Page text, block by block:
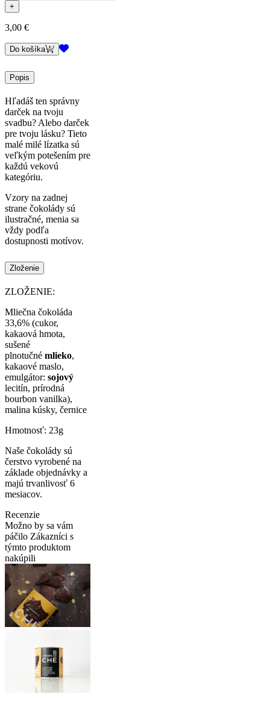
3,00 €
Do košíka
Popis
Hľadáš ten správny
darček na tvoju
svadbu? Alebo darček
pre tvoju lásku? Tieto
malé milé lízatka sú
veľkým potešením pre
každú vekovú
kategóriu.
Vzory na zadnej
strane čokolády sú
ilustračné, menia sa
vždy podľa
dostupnosti motívov.
Zloženie
ZLOŽENIE:
Mliečna čokoláda
33,6% (cukor,
kakaová hmota,
sušené
plnotučné mlieko,
kakaové maslo,
emulgátor: sojový
lecitín, prírodná
bourbon vanilka),
malina kúsky, černice
Hmotnosť: 23g
Naše čokolády sú
čerstvo vyrobené na
základe objednávky a
majú trvanlivosť 6
mesiacov.
Recenzie
Možno by sa vám
páčilo Zákazníci s
týmto produktom
nakúpili